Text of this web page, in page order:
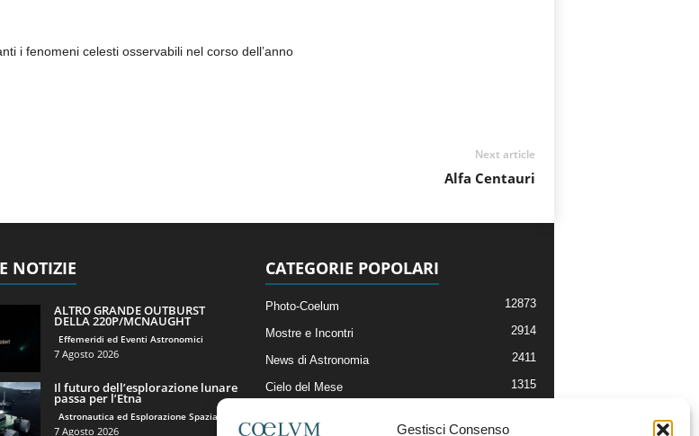
Gestisci Consenso
i fenomeni celesti osservabili nel corso dell’anno
Next article
Alfa Centauri
NOTIZIE
ALTRO GRANDE OUTBURST
DELLA 220P/MCNAUGHT
Effemeridi ed Eventi Astronomici
7 Agosto 2026
Il futuro dell’esplorazione lunare
passa per l’Etna
Astronautica ed Esplorazione Spaziale
7 Agosto 2026
CATEGORIE POPOLARI
Photo-Coelum 12873
Mostre e Incontri 2914
News di Astronomia 2411
Cielo del Mese 1315